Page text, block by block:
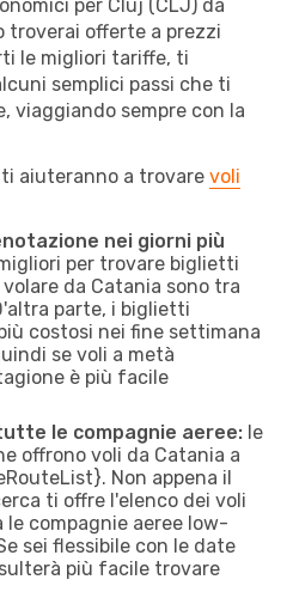
per Cluj (CLJ) da
troverai offerte a prezzi
le migliori tariffe, ti
semplici passi che ti
viaggiando sempre con la
aiuteranno a trovare voli
nei giorni più
per trovare biglietti
da Catania sono tra
parte, i biglietti
costosi nei fine settimana
se voli a metà
è più facile
le compagnie aeree: le
offrono voli da Catania a
Non appena il
ti offre l'elenco dei voli
compagnie aeree low-
sei flessibile con le date
più facile trovare